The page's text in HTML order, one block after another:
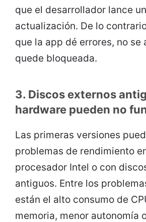
que el desarrollador lance
actualización. De lo
que la app dé errores, no se
quede bloqueada.
3. Discos externos
hardware pueden no
Las primeras versiones
problemas de rendimiento
procesador Intel o con
antiguos. Entre los
están el alto consumo de
memoria, menor autonomía